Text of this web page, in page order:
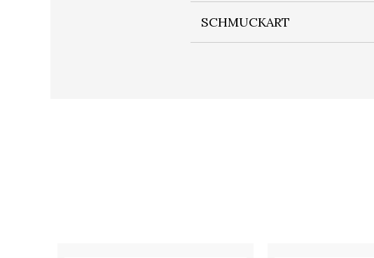
SCHMUCKART